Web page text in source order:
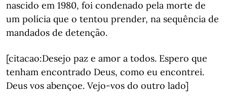
nascido em 1980, foi condenado pela morte de
um polícia que o tentou prender, na sequência de
mandados de detenção.
[citacao:Desejo paz e amor a todos. Espero que
tenham encontrado Deus, como eu encontrei.
Deus vos abençoe. Vejo-vos do outro lado]